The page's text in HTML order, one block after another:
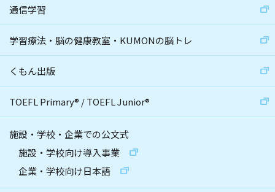
通信学習
学習療法・脳の健康教室・KUMONの脳トレ
くもん出版
TOEFL Primary® /TOEFL Junior®
施設・学校・企業での公文式
施設・学校向け導入事業
企業・学校向け日本語